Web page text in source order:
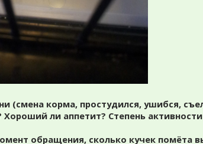
(смена корма, простудился, ушибся,
Хороший ли аппетит? Степень
обращения, сколько кучек помёта